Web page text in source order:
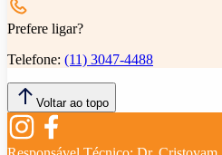
Prefere ligar?
Telefone: (11) 3047-4488
Voltar ao topo